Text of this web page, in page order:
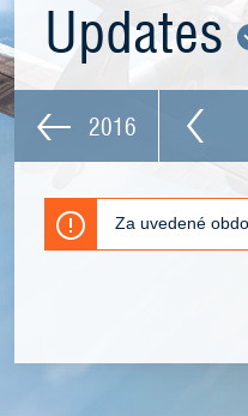
Updates
2016
Za uvedené